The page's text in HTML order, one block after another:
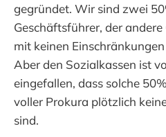
gegründet. Wir sind zwei
Geschäftsführer, der
mit keinen
Aber den Sozialkassen ist
eingefallen, dass solche
voller Prokura plötzlich
sind.